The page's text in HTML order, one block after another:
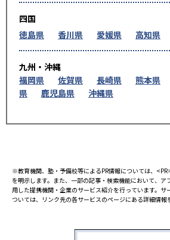
四国
徳島県
香川県 愛媛県 高知県
九州・沖縄
福岡県
佐賀県 長崎県 熊本県
県
鹿児島県 沖縄県
※教育機関、塾・予備校等によるPR情報については、
を明示します。また、一部の記事・検索機能において、ア
用した提携機関・企業のサービス紹介を行っています。サ
ついては、リンク先の各サービスのページにある詳細情報